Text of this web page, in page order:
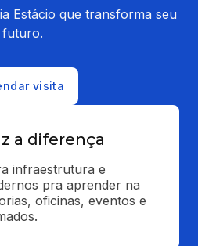
Estácio que transforma seu
futuro.
visita
a diferença
infraestrutura e
pra aprender na
oficinas, eventos e